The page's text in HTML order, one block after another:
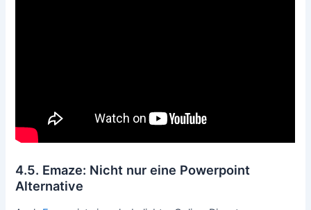
4.5. Emaze: Nicht nur eine Powerpoint
Alternative